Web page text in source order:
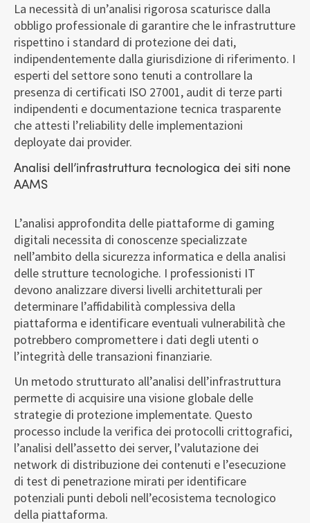
La necessità di un’analisi rigorosa scaturisce dalla
obbligo professionale di garantire che le infrastrutture
rispettino i standard di protezione dei dati,
indipendentemente dalla giurisdizione di riferimento. I
esperti del settore sono tenuti a controllare la
presenza di certificati ISO 27001, audit di terze parti
indipendenti e documentazione tecnica trasparente
che attesti l’reliability delle implementazioni
deployate dai provider.
Analisi dell’infrastruttura tecnologica dei siti none
AAMS
L’analisi approfondita delle piattaforme di gaming
digitali necessita di conoscenze specializzate
nell’ambito della sicurezza informatica e della analisi
delle strutture tecnologiche. I professionisti IT
devono analizzare diversi livelli architetturali per
determinare l’affidabilità complessiva della
piattaforma e identificare eventuali vulnerabilità che
potrebbero compromettere i dati degli utenti o
l’integrità delle transazioni finanziarie.
Un metodo strutturato all’analisi dell’infrastruttura
permette di acquisire una visione globale delle
strategie di protezione implementate. Questo
processo include la verifica dei protocolli crittografici,
l’analisi dell’assetto dei server, l’valutazione dei
network di distribuzione dei contenuti e l’esecuzione
di test di penetrazione mirati per identificare
potenziali punti deboli nell’ecosistema tecnologico
della piattaforma.